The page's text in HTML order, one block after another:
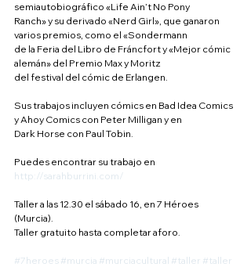
semiautobiográfico «Life Ain’t No Pony
Ranch» y su derivado «Nerd Girl», que ganaron
varios premios, como el «Sondermann
de la Feria del Libro de Fráncfort y «Mejor cómic
alemán» del Premio Max y Moritz
del festival del cómic de Erlangen.
Sus trabajos incluyen cómics en Bad Idea Comics
y Ahoy Comics con Peter Milligan y en
Dark Horse con Paul Tobin.
Puedes encontrar su trabajo en
http://sarahburrini.com/
Taller a las 12.30 el sábado 16, en 7 Héroes
(Murcia).
Taller gratuito hasta completar aforo.
#7heroes #murcia #murciacultural #taller #taller